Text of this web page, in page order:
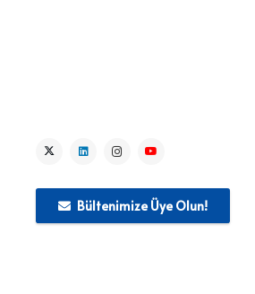
Bültenimize Üye Olun!